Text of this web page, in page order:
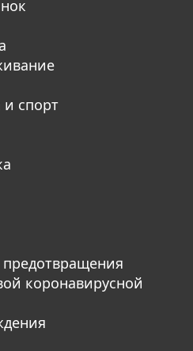
и спорт
коронавирусной